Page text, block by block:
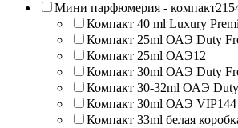
Мини парфюмерия - компакт
Компакт 40 ml Luxury
Компакт 25ml ОАЭ Duty
Компакт 25ml ОАЭ12
Компакт 30ml ОАЭ Duty
Компакт 30-32ml ОАЭ
Компакт 30ml ОАЭ VIP144
Компакт 33ml белая